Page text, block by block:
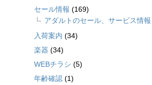
セール情報 (169)
アダルトのセール、サービス情報
入荷案内 (34)
楽器 (34)
WEBチラシ (5)
年齢確認 (1)